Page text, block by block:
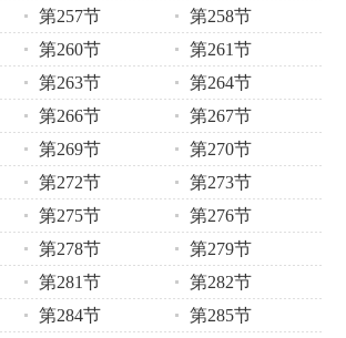
第257节
第258节
第260节
第261节
第263节
第264节
第266节
第267节
第269节
第270节
第272节
第273节
第275节
第276节
第278节
第279节
第281节
第282节
第284节
第285节